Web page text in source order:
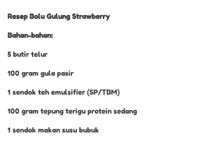
Resep Bolu Gulung Strawberry
Bahan-bahan:
5 butir telur
100 gram gula pasir
1 sendok teh emulsifier (SP/TBM)
100 gram tepung terigu protein sedang
1 sendok makan susu bubuk